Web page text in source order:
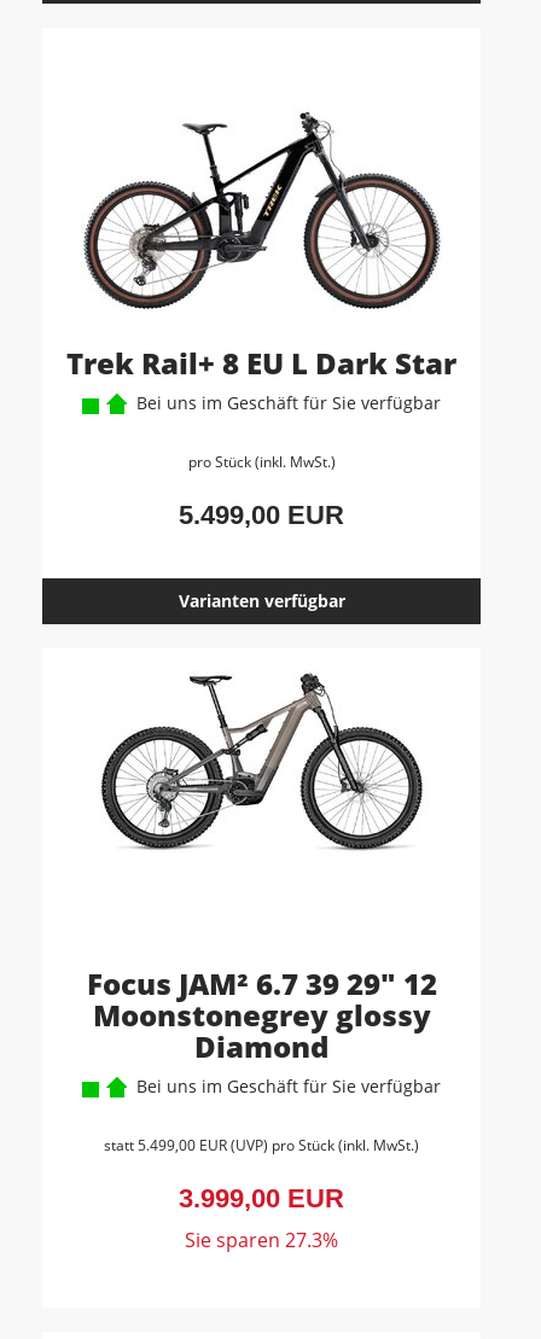
Trek Rail+ 8 EU L Dark Star
Bei uns im Geschäft für Sie verfügbar
pro Stück (inkl. MwSt.)
5.499,00 EUR
Varianten verfügbar
Focus JAM² 6.7 39 29" 12
Moonstonegrey glossy
Diamond
Bei uns im Geschäft für Sie verfügbar
statt5.499,00 EUR(UVP) pro Stück (inkl. MwSt.)
3.999,00 EUR
Sie sparen 27.3%